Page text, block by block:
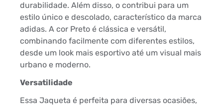
durabilidade. Além disso, o contribui para um
estilo único e descolado, característico da marca
adidas. A cor Preto é clássica e versátil,
combinando facilmente com diferentes estilos,
desde um look mais esportivo até um visual mais
urbano e moderno.
Versatilidade
Essa Jaqueta é perfeita para diversas ocasiões,